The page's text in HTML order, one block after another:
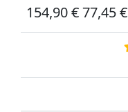
154,90 €77,45 €